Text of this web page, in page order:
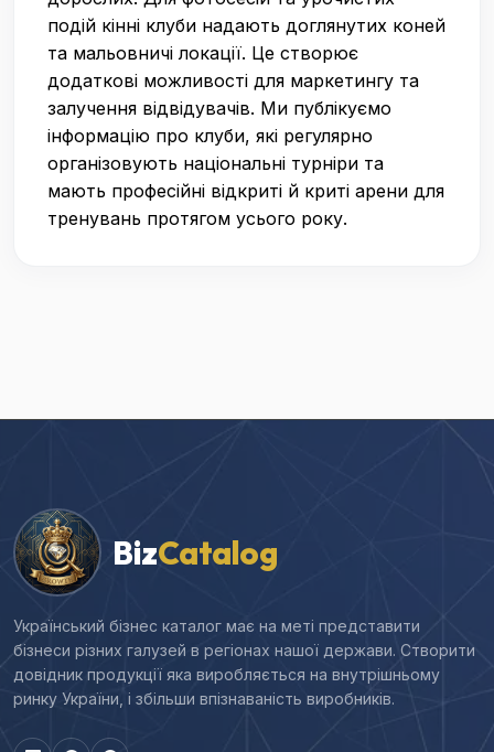
подій кінні клуби надають доглянутих коней
та мальовничі локації. Це створює
додаткові можливості для маркетингу та
залучення відвідувачів. Ми публікуємо
інформацію про клуби, які регулярно
організовують національні турніри та
мають професійні відкриті й криті арени для
тренувань протягом усього року.
BizCatalog
Український бізнес каталог має на меті представити
бізнеси різних галузей в регіонах нашої держави. Створити
довідник продукції яка виробляється на внутрішньому
ринку України, і збільши впізнаваність виробників.